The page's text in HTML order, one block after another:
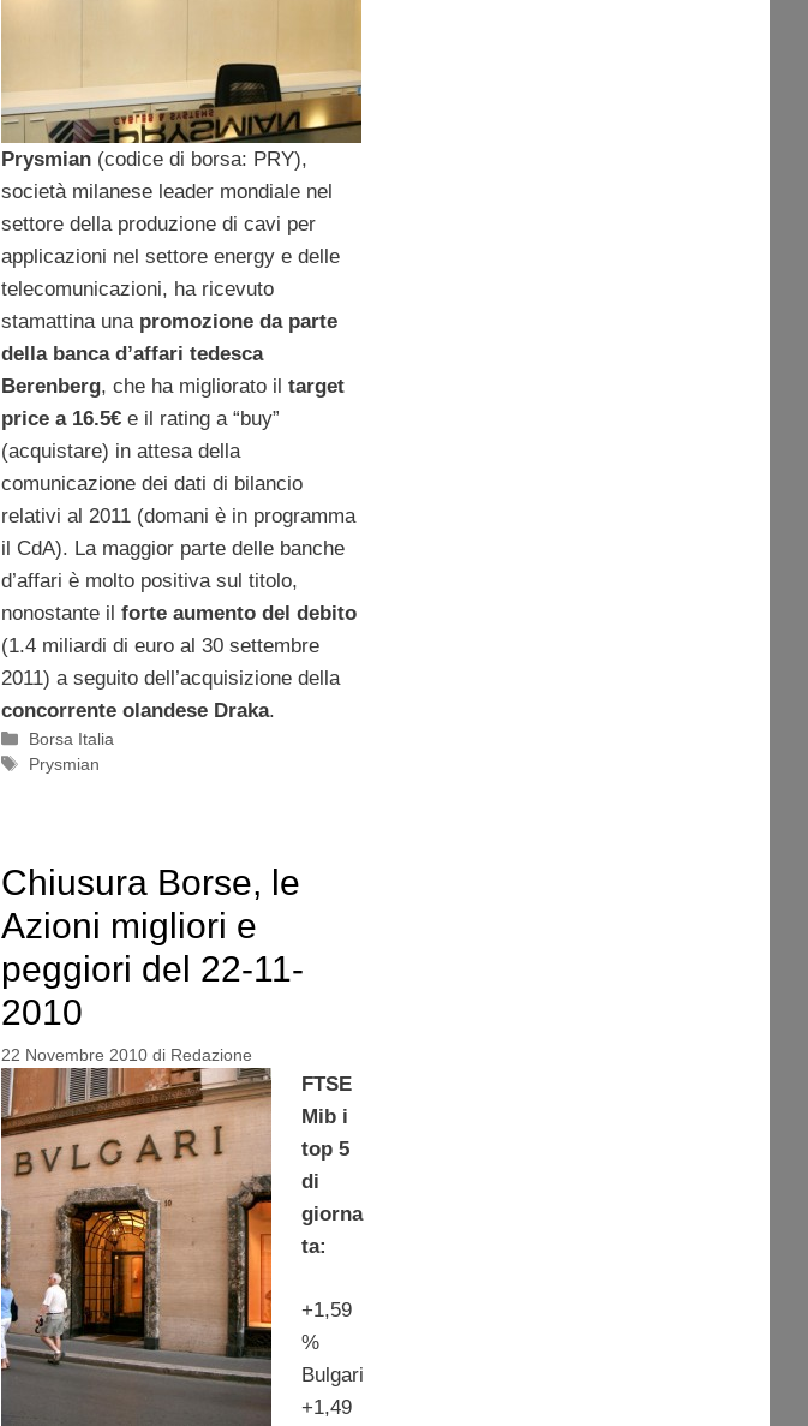
Prysmian(codice di borsa: PRY),
società milanese leader mondiale nel
settore della produzione di cavi per
applicazioni nel settore energy e delle
telecomunicazioni, ha ricevuto
stamattina una promozione da parte
della banca d’affari tedesca
Berenberg, che ha migliorato il target
price a 16.5€e il rating a “buy”
(acquistare) in attesa della
comunicazione dei dati di bilancio
relativi al 2011 (domani è in programma
il CdA). La maggior parte delle banche
d’affari è molto positiva sul titolo,
nonostante il forte aumento del debito
(1.4 miliardi di euro al 30 settembre
2011) a seguito dell’acquisizione della
concorrente olandese Draka.
Categorie
Borsa Italia
Tag
Prysmian
Chiusura Borse, le
Azioni migliori e
peggiori del 22-11-
2010
22 Novembre 2010 di Redazione
FTSE
Mib i
top 5
di
giorna
ta:
+1,59
%
Bulgari
+1,49